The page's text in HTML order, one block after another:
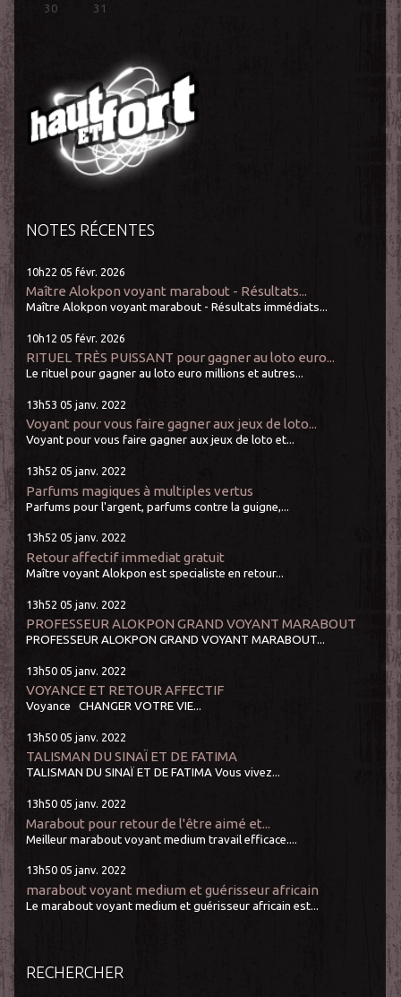
30 31
NOTES RÉCENTES
10h22 05 févr. 2026
Maître Alokpon voyant marabout - Résultats...
Maître Alokpon voyant marabout - Résultats immédiats...
10h12 05 févr. 2026
RITUEL TRÈS PUISSANT pour gagner au loto euro...
Le rituel pour gagner au loto euro millions et autres...
13h53 05 janv. 2022
Voyant pour vous faire gagner aux jeux de loto...
Voyant pour vous faire gagner aux jeux de loto et...
13h52 05 janv. 2022
Parfums magiques à multiples vertus
Parfums pour l'argent, parfums contre la guigne,...
13h52 05 janv. 2022
Retour affectif immediat gratuit
Maître voyant Alokpon est specialiste en retour...
13h52 05 janv. 2022
PROFESSEUR ALOKPON GRAND VOYANT MARABOUT
PROFESSEUR ALOKPON GRAND VOYANT MARABOUT...
13h50 05 janv. 2022
VOYANCE ET RETOUR AFFECTIF
Voyance CHANGER VOTRE VIE...
13h50 05 janv. 2022
TALISMAN DU SINAÏ ET DE FATIMA
TALISMAN DU SINAÏ ET DE FATIMA Vous vivez...
13h50 05 janv. 2022
Marabout pour retour de l'être aimé et...
Meilleur marabout voyant medium travail efficace....
13h50 05 janv. 2022
marabout voyant medium et guérisseur africain
Le marabout voyant medium et guérisseur africain est...
RECHERCHER